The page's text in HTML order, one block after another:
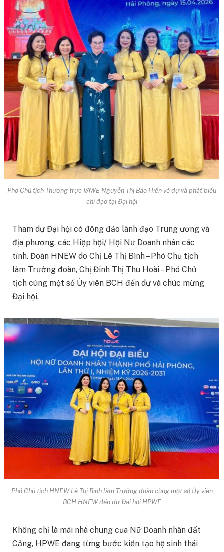
Phó Chủ tịch Thường trực VAWE Nguyễn Thị Bảo Hiền về dự và phát biểu
chỉ đạo tại Đại hội
Tham dự Đại hội có đông đảo lãnh đạo Trung ương và
địa phương, các Hiệp hội/ Hội Nữ Doanh nhân các
tỉnh. Đoàn HNEW do Chị Lê Thị Bình – Phó Chủ tịch
làm Trưởng đoàn, Chị Đinh Thị Thu Hoài – Phó Chủ
tịch cùng một số Ủy viên BCH đến dự và chúc mừng
Đại hội.
Phó Chủ tịch HNEW Lê Thị Bình làm Trưởng đoàn cùng một số Ủy viên
BCH HNEW đến dự Đại hội HPWE
Không chỉ là mái nhà chung của Nữ Doanh nhân đất
Cảng, HPWE đang từng bước kiến tạo hệ sinh thái